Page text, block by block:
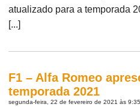
atualizado para a temporada
[...]
F1 – Alfa Romeo
temporada 2021
segunda-feira, 22 de fevereiro de 2021 às 9:35